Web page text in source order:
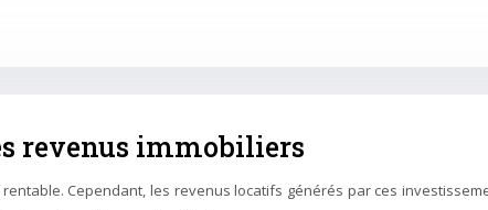
revenus immobiliers
Cependant, les revenus locatifs générés par ces